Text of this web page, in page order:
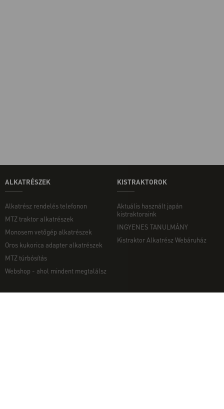
ALKATRÉSZEK
Alkatrész rendelés telefonon
MTZ traktor alkatrészek
Monosem vetőgép alkatrészek
Oros kukorica adapter alkatrészek
MTZ túrbósítás
Webshop - ahol mindent megtalálsz
KISTRAKTOROK
Aktuális használt japán
kistraktoraink
INGYENES TANULMÁNY
Kistraktor Alkatrész Webáruház